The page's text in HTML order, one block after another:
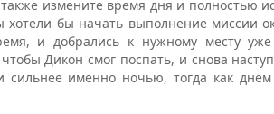
измените время дня и полностью
бы начать выполнение миссии
и добрались к нужному месту
чтобы Дикон смог поспать, и снова
сильнее именно ночью, тогда как